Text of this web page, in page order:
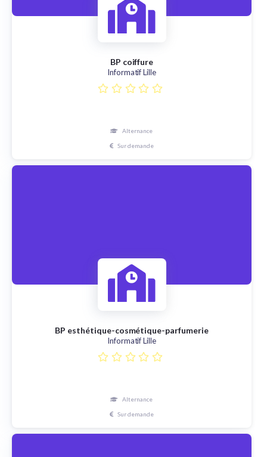
BP coiffure
Informatif Lille
Alternance
Sur demande
BP esthétique-cosmétique-parfumerie
Informatif Lille
Alternance
Sur demande